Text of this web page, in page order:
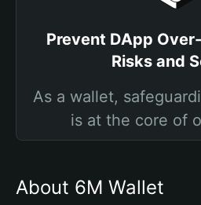
Prevent DApp
Risks and
As a wallet,
is at the core of
About 6M Wallet